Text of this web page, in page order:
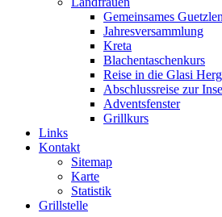
Gemeinsames Guetzlen
Jahresversammlung
Kreta
Blachentaschenkurs
Reise in die Glasi
Abschlussreise zur
Adventsfenster
Grillkurs
Links
Kontakt
Sitemap
Karte
Statistik
Grillstelle